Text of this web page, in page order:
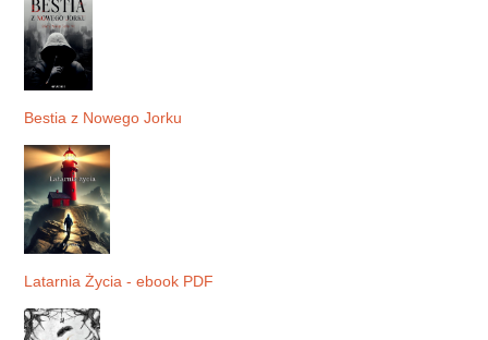
Bestia z Nowego Jorku
Latarnia Życia - ebook PDF